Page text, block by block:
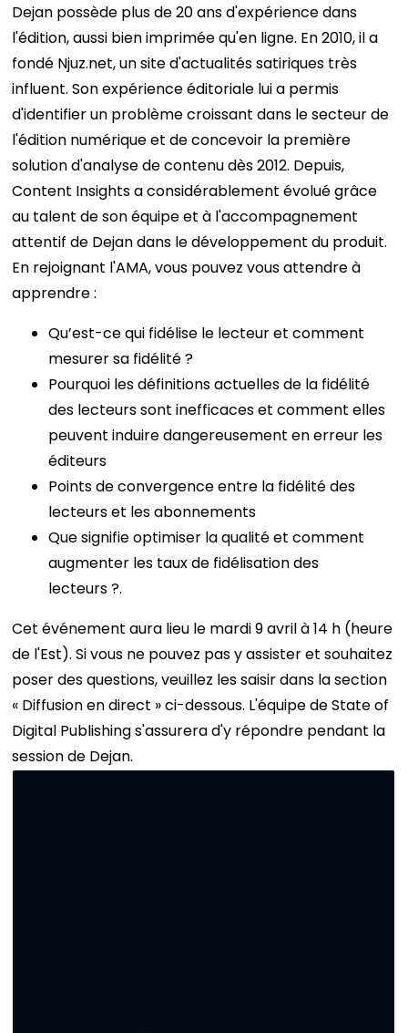
Dejan possède plus de 20 ans d'expérience dans
l'édition, aussi bien imprimée qu'en ligne. En 2010, il a
fondé Njuz.net, un site d'actualités satiriques très
influent. Son expérience éditoriale lui a permis
d'identifier un problème croissant dans le secteur de
l'édition numérique et de concevoir la première
solution d'analyse de contenu dès 2012. Depuis,
Content Insights a considérablement évolué grâce
au talent de son équipe et à l'accompagnement
attentif de Dejan dans le développement du produit.
En rejoignant l'AMA, vous pouvez vous attendre à
apprendre :
Qu’est-ce qui fidélise le lecteur et comment
mesurer sa fidélité ?
Pourquoi les définitions actuelles de la fidélité
des lecteurs sont inefficaces et comment elles
peuvent induire dangereusement en erreur les
éditeurs
Points de convergence entre la fidélité des
lecteurs et les abonnements
Que signifie optimiser la qualité et comment
augmenter les taux de fidélisation des
lecteurs ?.
Cet événement aura lieu le mardi 9 avril à 14 h (heure
de l'Est). Si vous ne pouvez pas y assister et souhaitez
poser des questions, veuillez les saisir dans la section
« Diffusion en direct » ci-dessous. L'équipe de State of
Digital Publishing s'assurera d'y répondre pendant la
session de Dejan.